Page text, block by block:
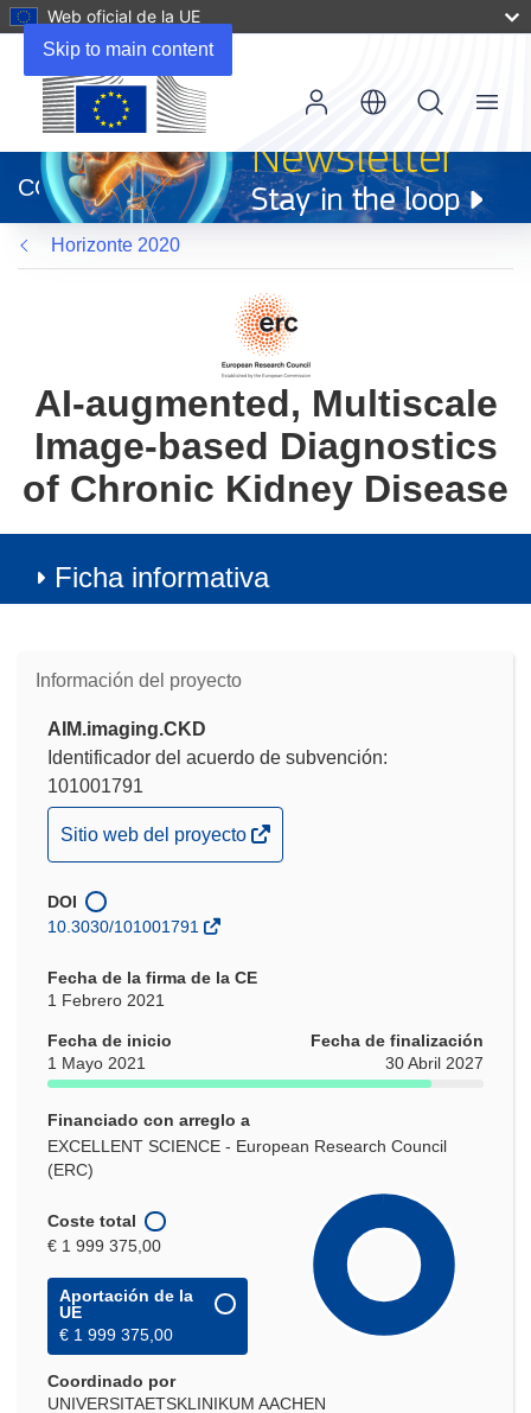
Skip to main content
Web oficial de la UE
abrirá
en
una
nueva
ventana)
CORDIS
Menu
Horizonte 2020
AI-augmented, Multiscale
Image-based Diagnostics
of Chronic Kidney Disease
Ficha informativa
Información del proyecto
AIM.imaging.CKD
Identificador del acuerdo de subvención:
101001791
(se
abrirá
una
ventana)
Sitio web del proyecto
DOI
10.3030/101001791
Fecha de la firma de la CE
1 Febrero 2021
Fecha de inicio
1 Mayo 2021
Fecha de finalización
30 Abril 2027
Financiado con arreglo a
EXCELLENT SCIENCE - European Research Council
(ERC)
Coste total
€ 1 999 375,00
Aportación de la
UE
€ 1 999 375,00
Coordinado por
UNIVERSITAETSKLINIKUM AACHEN